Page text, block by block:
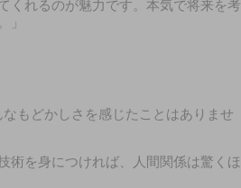
くれるのが魅力です。本気で将来を考
」
もどかしさを感じたことはありませ
術を身につければ、人間関係は驚くほ